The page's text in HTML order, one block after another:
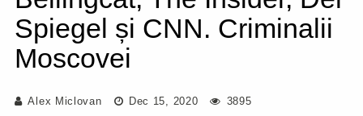
Spiegel și CNN. Criminalii
Moscovei
Alex Miclovan Dec 15, 2020 3895